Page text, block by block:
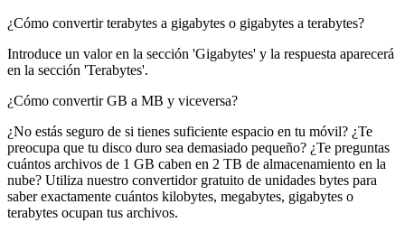
¿Cómo convertir terabytes a gigabytes o gigabytes a terabytes?
Introduce un valor en la sección 'Gigabytes' y la respuesta aparecerá
en la sección 'Terabytes'.
¿Cómo convertir GB a MB y viceversa?
¿No estás seguro de si tienes suficiente espacio en tu móvil? ¿Te
preocupa que tu disco duro sea demasiado pequeño? ¿Te preguntas
cuántos archivos de 1 GB caben en 2 TB de almacenamiento en la
nube? Utiliza nuestro convertidor gratuito de unidades bytes para
saber exactamente cuántos kilobytes, megabytes, gigabytes o
terabytes ocupan tus archivos.